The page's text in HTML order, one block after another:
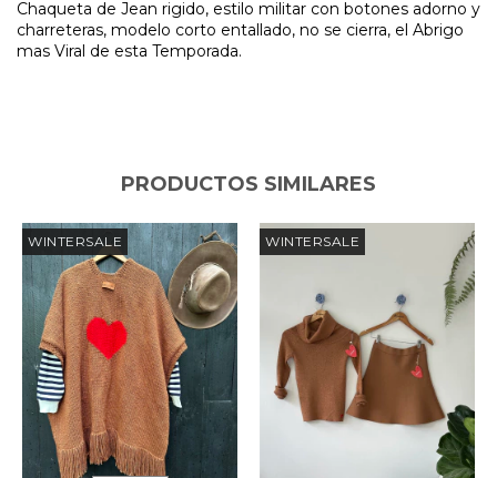
Chaqueta de Jean rigido, estilo militar con botones adorno y
charreteras, modelo corto entallado, no se cierra, el Abrigo
mas Viral de esta Temporada.
PRODUCTOS SIMILARES
WINTERSALE WINTERSALE